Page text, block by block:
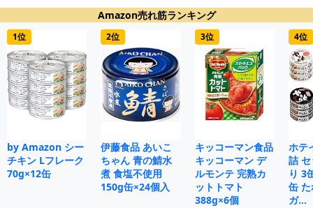
Amazon売れ筋ランキング
1位
by Amazon シー
チキン Lフレーク
70g×12缶
2位
伊藤食品 あいこ
ちゃん 青の鯖水
煮 食塩不使用
150g缶×24個入
3位
キッコーマン食品
キッコーマン デ
ルモンテ 完熟カ
ットトマト
388g×6個
4位
ホテ
詰
り 3
缶
ガ…